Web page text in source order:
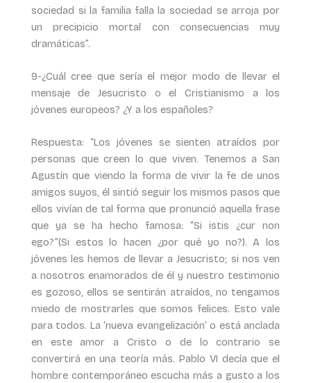
sociedad si la familia falla la sociedad se arroja por
un precipicio mortal con consecuencias muy
dramáticas”.
9-¿Cuál cree que sería el mejor modo de llevar el
mensaje de Jesucristo o el Cristianismo a los
jóvenes europeos? ¿Y a los españoles?
Respuesta: “Los jóvenes se sienten atraídos por
personas que creen lo que viven. Tenemos a San
Agustín que viendo la forma de vivir la fe de unos
amigos suyos, él sintió seguir los mismos pasos que
ellos vivían de tal forma que pronunció aquella frase
que ya se ha hecho famosa: “Si istis ¿cur non
ego?”(Si estos lo hacen ¿por qué yo no?). A los
jóvenes les hemos de llevar a Jesucristo; si nos ven
a nosotros enamorados de él y nuestro testimonio
es gozoso, ellos se sentirán atraídos, no tengamos
miedo de mostrarles que somos felices. Esto vale
para todos. La ‘nueva evangelización’ o está anclada
en este amor a Cristo o de lo contrario se
convertirá en una teoría más. Pablo VI decía que el
hombre contemporáneo escucha más a gusto a los